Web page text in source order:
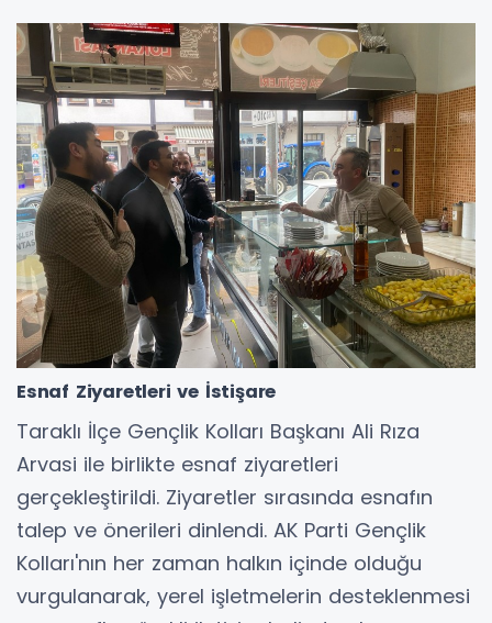
Esnaf Ziyaretleri ve İstişare
Taraklı İlçe Gençlik Kolları Başkanı Ali Rıza
Arvasi ile birlikte esnaf ziyaretleri
gerçekleştirildi. Ziyaretler sırasında esnafın
talep ve önerileri dinlendi. AK Parti Gençlik
Kolları'nın her zaman halkın içinde olduğu
vurgulanarak, yerel işletmelerin desteklenmesi